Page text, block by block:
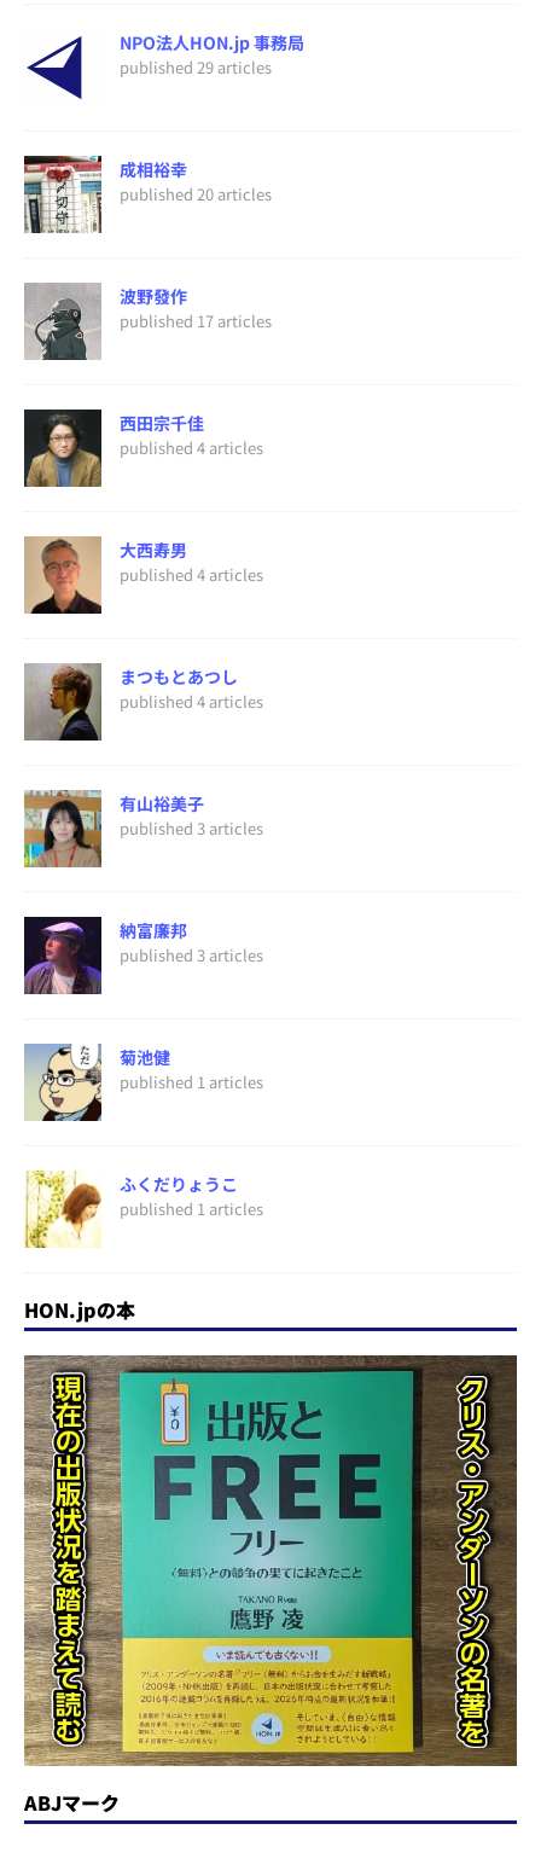
NPO法人HON.jp 事務局
published 29 articles
成相裕幸
published 20 articles
波野發作
published 17 articles
西田宗千佳
published 4 articles
大西寿男
published 4 articles
まつもとあつし
published 4 articles
有山裕美子
published 3 articles
納富廉邦
published 3 articles
菊池健
published 1 articles
ふくだりょうこ
published 1 articles
HON.jpの本
ABJマーク